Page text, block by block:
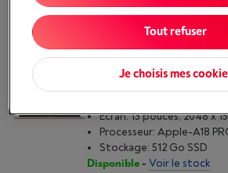
Comparer
APPLE MACBOOK NEO
Écran: 13 pouces, 2048 x
Processeur: Apple-A18
Stockage: 512 Go SSD
Disponible- Voir le stock
Je choisis mes
Tout refuser